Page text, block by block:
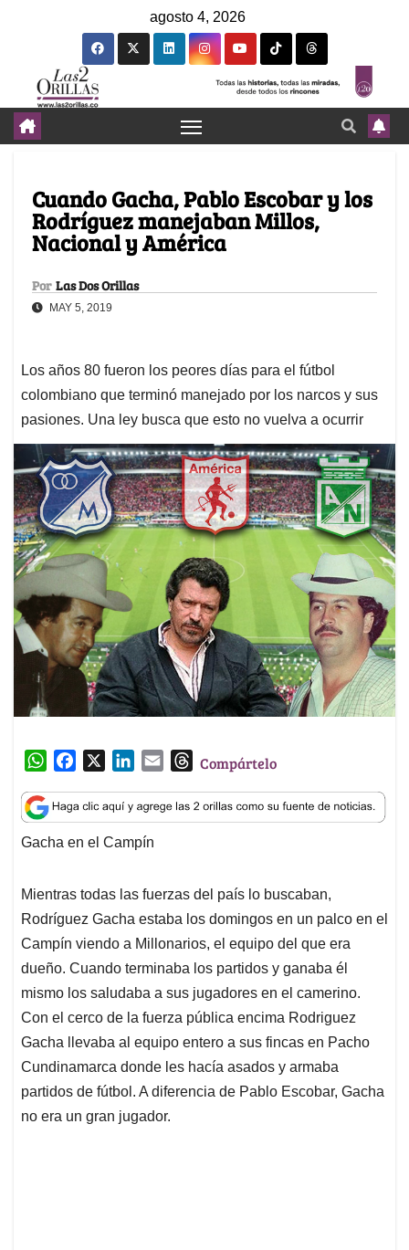
agosto 4, 2026
Cuando Gacha, Pablo Escobar y los
Rodríguez manejaban Millos,
Nacional y América
Por Las Dos Orillas
MAY 5, 2019
Los años 80 fueron los peores días para el fútbol
colombiano que terminó manejado por los narcos y sus
pasiones. Una ley busca que esto no vuelva a ocurrir
W
a
t
s
p
p
c
e
b
o
k
n
k
e
I
n
a
i
T
r
e
s
Compártelo
Gacha en el Campín
Mientras todas las fuerzas del país lo buscaban,
Rodríguez Gacha estaba los domingos en un palco en el
Campín viendo a Millonarios, el equipo del que era
dueño. Cuando terminaba los partidos y ganaba él
mismo los saludaba a sus jugadores en el camerino.
Con el cerco de la fuerza pública encima Rodriguez
Gacha llevaba al equipo entero a sus fincas en Pacho
Cundinamarca donde les hacía asados y armaba
partidos de fútbol. A diferencia de Pablo Escobar, Gacha
no era un gran jugador.